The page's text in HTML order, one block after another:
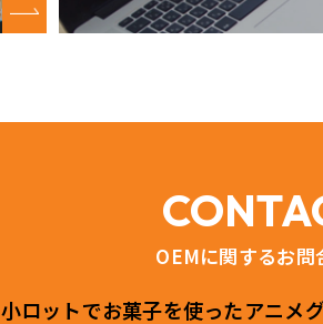
OEMに関するお問
小ロットでお菓子を使ったアニメ